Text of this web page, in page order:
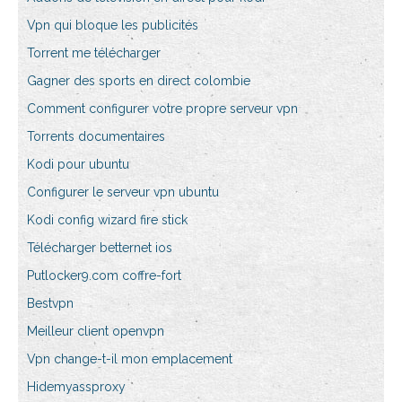
Vpn qui bloque les publicités
Torrent me télécharger
Gagner des sports en direct colombie
Comment configurer votre propre serveur vpn
Torrents documentaires
Kodi pour ubuntu
Configurer le serveur vpn ubuntu
Kodi config wizard fire stick
Télécharger betternet ios
Putlocker9.com coffre-fort
Bestvpn
Meilleur client openvpn
Vpn change-t-il mon emplacement
Hidemyassproxy